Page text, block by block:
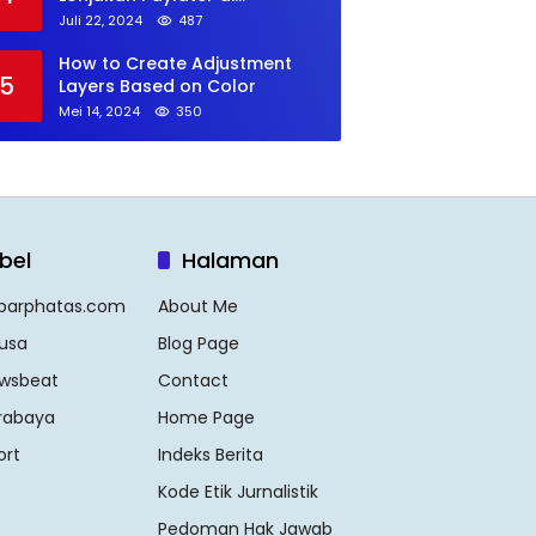
Kalangan GenZ
Juli 22, 2024 487
5
How to Create Adjustment
Layers Based on Color
Mei 14, 2024 350
Halaman
About Me
Blog Page
Contact
Home Page
Indeks Berita
Kode Etik Jurnalistik
Pedoman Hak Jawab